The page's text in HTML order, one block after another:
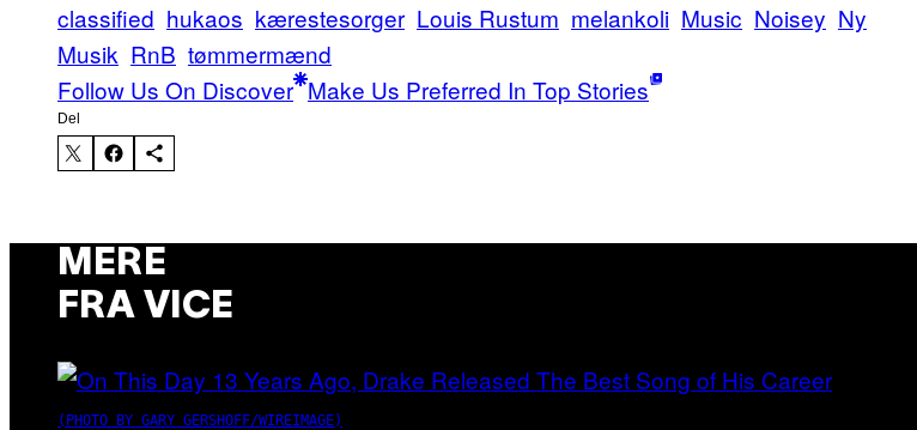
classified hukaos kærestesorger Louis Rustum melankoli Music Noisey Ny
Musik RnB tømmermænd
Follow Us On Discover Make Us Preferred In Top Stories
Del
MERE
FRA VICE
(PHOTO BY GARY GERSHOFF/WIREIMAGE)